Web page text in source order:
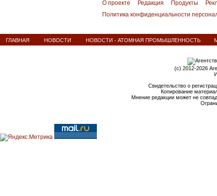
О проекте Редакция Продукты
Политика конфиденциальности
ГЛАВНАЯ НОВОСТИ НОВОСТИ - АТОМНАЯ ПРОМЫШЛЕННОСТЬ
(c) 2012-2026
Свидетельство о
Копирование
Мнение редакции может не